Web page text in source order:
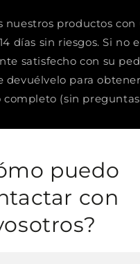
nuestros productos con
días sin riesgos. Si no
satisfecho con su
devuélvelo para
completo (sin
puedo
con